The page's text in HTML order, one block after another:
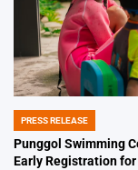
POSTED
IN
PRESS RELEASE
Punggol Swimming
Early Registration